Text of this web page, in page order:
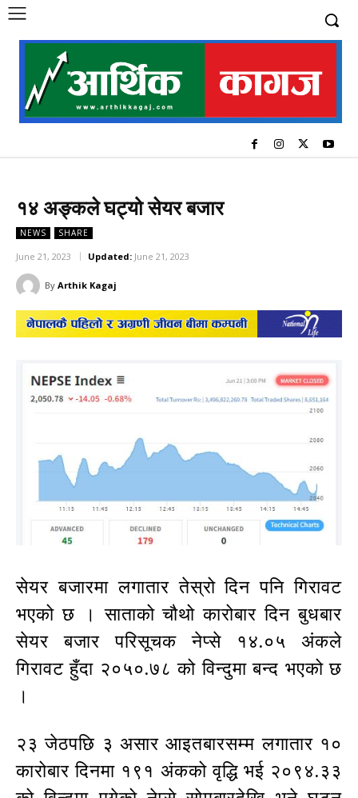
१४ अङ्कले घट्यो सेयर बजार
NEWS SHARE
June 21, 2023 Updated: June 21, 2023
By Arthik Kagaj
सेयर बजारमा लगातार तेस्रो दिन पनि गिरावट
भएको छ । साताको चौथो कारोबार दिन बुधबार
सेयर बजार परिसूचक नेप्से १४.०५ अंकले
गिरावट हुँदा २०५०.७८ को विन्दुमा बन्द भएको छ
।
२३ जेठपछि ३ असार आइतबारसम्म लगातार १०
कारोबार दिनमा १९१ अंकको वृद्धि भई २०९४.३३